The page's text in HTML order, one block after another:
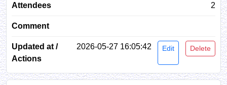
2
2026-05-27 16:05:42 Edit Delete